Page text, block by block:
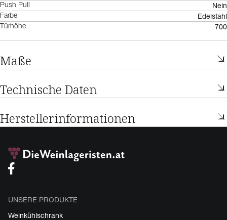
Push Pull Nein
Farbe Edelstahl
Türhöhe 700
Maße
Technische Daten
Herstellerinformationen
UNSERE PRODUKTE
Weinkühlschrank